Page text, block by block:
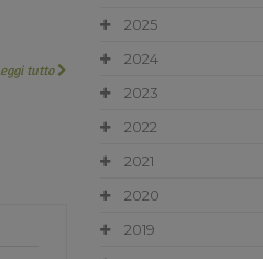
tutto
2025
2024
2023
2022
2021
2020
2019